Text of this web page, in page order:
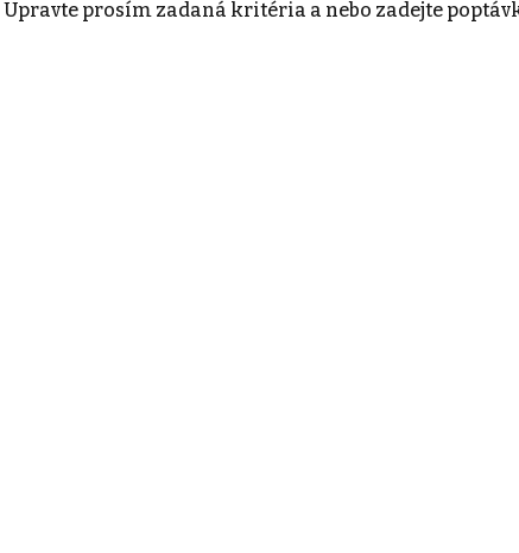
Upravte prosím zadaná kritéria a nebo zadejte